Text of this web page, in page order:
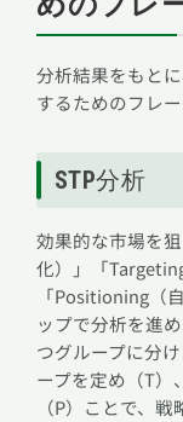
分析結果をもと
するためのフレー
STP分析
効果的な市場を
化）」「
「Positioning（
ップで分析を進
つグループに分
ープを定め（T）
（P）ことで、戦